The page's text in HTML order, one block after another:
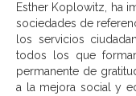
Esther Koplowitz, ha
sociedades de
los servicios
todos los que
permanente de
a la mejora social y